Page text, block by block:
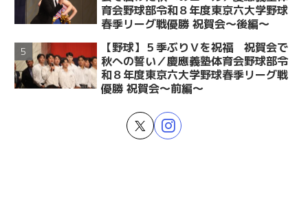
育会野球部令和８年度東京六大学野球
春季リーグ戦優勝 祝賀会～後編～
【野球】５季ぶりＶを祝福 祝賀会で
秋への誓い／慶應義塾体育会野球部令
和８年度東京六大学野球春季リーグ戦
優勝 祝賀会～前編～